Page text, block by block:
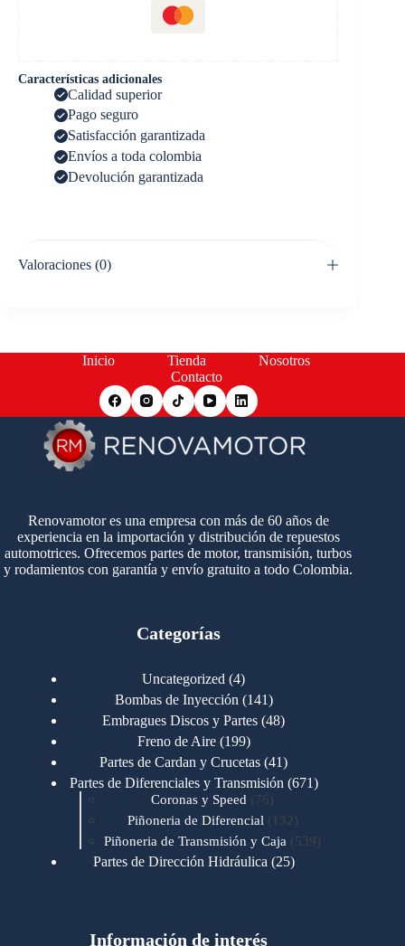
Características adicionales
Calidad superior
Pago seguro
Satisfacción garantizada
Envíos a toda colombia
Devolución garantizada
Valoraciones (0)
Inicio Tienda
Nosotros
Contacto
Renovamotor es una empresa con más de 60 años de
experiencia en la importación y distribución de repuestos
automotrices. Ofrecemos partes de motor, transmisión, turbos
y rodamientos con garantía y envío gratuito a todo Colombia.
Categorías
Uncategorized 44
productos
Bombas de Inyección 141141
productos
Embragues Discos y Partes 4848
Freno de Aire 199199
productos
Partes de Cardan y Crucetas 4141
productos
Partes de Diferenciales y Transmisión 671671
Coronas y Speed 7676
productos
Piñoneria de Diferencial 132 132
productos
Piñoneria de Transmisión y Caja 539539
Partes de Dirección Hidráulica 2525
Motores Cummins 723
Información de interés